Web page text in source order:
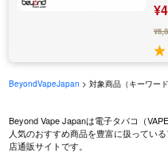
BeyondVapeJapan > 対象商品（キーワー
Beyond Vape Japanは電子タバコ（
人気のおすすめ商品を豊富に扱ってい
店通販サイトです。